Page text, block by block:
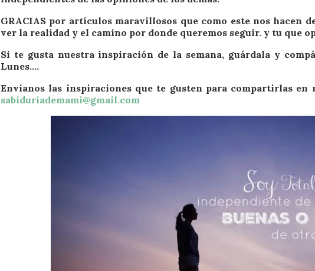
GRACIAS por artículos maravillosos que como este nos hacen
ver la realidad y el camino por donde queremos seguir. y tu que
Si te gusta nuestra inspiración de la semana, guárdala y
Lunes….
Envíanos las inspiraciones que te gusten para compartirlas en
sabiduriademami@gmail.com